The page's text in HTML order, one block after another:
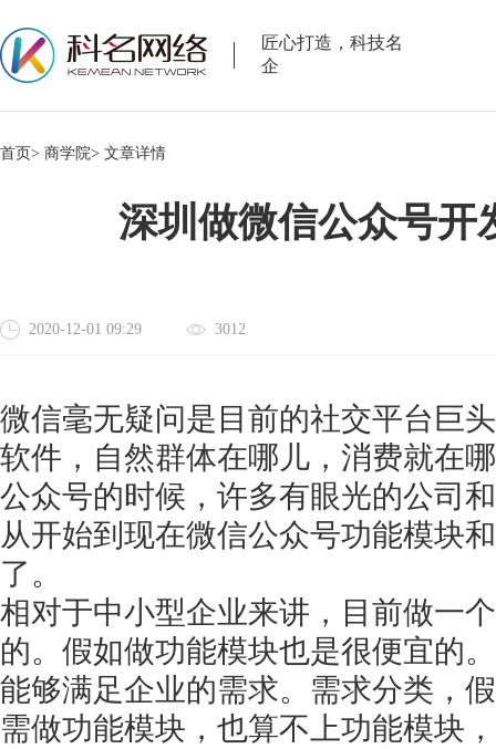
匠心打造，科技名
企
首页> 商学院> 文章详情
深圳做微信公众号开
2020-12-01 09:29 3012
微信毫无疑问是目前的社交平台巨
软件，自然群体在哪儿，消费就在
公众号的时候，许多有眼光的公司
从开始到现在微信公众号功能模块
了。
相对于中小型企业来讲，目前做一
的。假如做功能模块也是很便宜的
能够满足企业的需求。需求分类，
需做功能模块，也算不上功能模块